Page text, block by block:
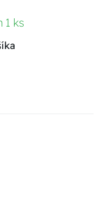
1 ks